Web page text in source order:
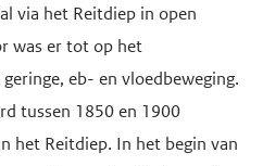
via het Reitdiep in open
was er tot op het
eb- en vloedbeweging.
tussen 1850 en 1900
het Reitdiep. In het begin van